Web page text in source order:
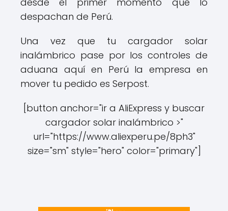
despachan de Perú.
Una vez que tu cargador solar
inalámbrico pase por los controles de
aduana aquí en Perú la empresa en
mover tu pedido es Serpost.
[button anchor="ir a AliExpress y buscar
cargador solar inalámbrico >"
url="https://www.aliexperu.pe/8ph3"
size="sm" style="hero" color="primary"]